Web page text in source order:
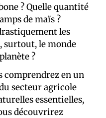
? Quelle quantité
de maïs ?
les
surtout, le monde
?
comprendrez en un
secteur agricole
essentielles,
découvrirez